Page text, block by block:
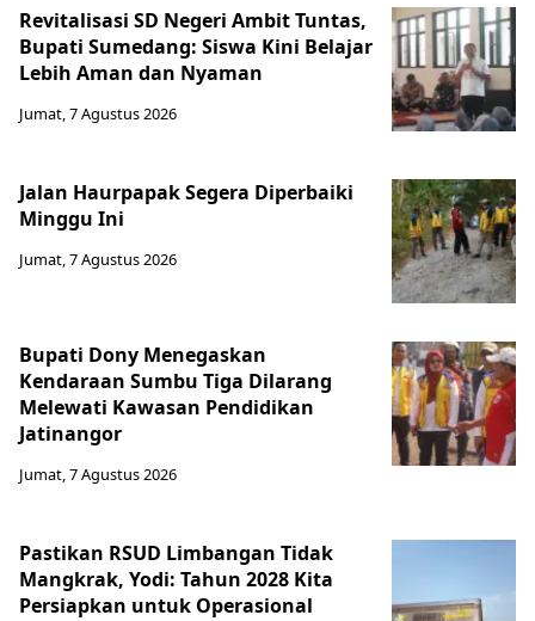
Revitalisasi SD Negeri Ambit Tuntas,
Bupati Sumedang: Siswa Kini Belajar
Lebih Aman dan Nyaman
Jumat, 7 Agustus 2026
Jalan Haurpapak Segera Diperbaiki
Minggu Ini
Jumat, 7 Agustus 2026
Bupati Dony Menegaskan
Kendaraan Sumbu Tiga Dilarang
Melewati Kawasan Pendidikan
Jatinangor
Jumat, 7 Agustus 2026
Pastikan RSUD Limbangan Tidak
Mangkrak, Yodi: Tahun 2028 Kita
Persiapkan untuk Operasional